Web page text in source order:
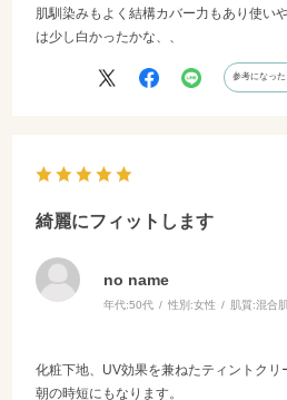
肌馴染みもよく結構カバー力もあり使い
は少し白かったかな、、
参考になった
綺麗にフィットします
no name
年代:50代 性別:女性 肌質:混合
化粧下地、UV効果を兼ねたティントクリ
朝の時短にもなります。